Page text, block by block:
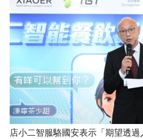
店小二智服駱國安表示「期望透